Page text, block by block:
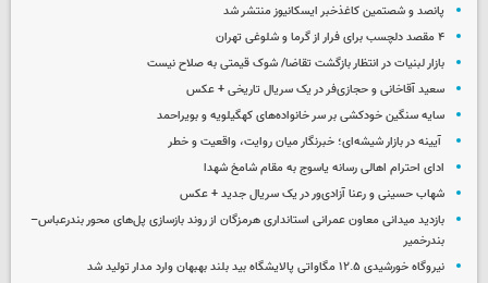
پانصد و شصتمین کاغذخبر ایسکانیوز منتشر شد
۴ مقصد دلچسب برای فرار از گرما و شلوغی تهران
بازار لبنیات در انتظار بازگشت تقاضا/ شوک قیمتی به صلاح نیست
سعید آقاخانی و حجازی‌فر در یک سریال تاریخی + عکس
سایه سنگین خودکشی بر سر خانواده‌های کهگیلویه و بویراحمد
آیینه در بازار شیشه‌ای؛ خبرنگار میان روایت، واقعیت و خطر
ادای احترام اهالی رسانه یاسوج به مقام شامخ شهدا
شهاب حسینی و رعنا آزادی‌ور در یک سریال جدید + عکس
بازدید میدانی معاون عمرانی استانداری هرمزگان از روند بازسازی پل‌های محور بندرعباس–
بندرخمیر
نیروگاه خورشیدی ۱۲.۵ مگاواتی پالایشگاه بید بلند بهبهان وارد مدار تولید شد